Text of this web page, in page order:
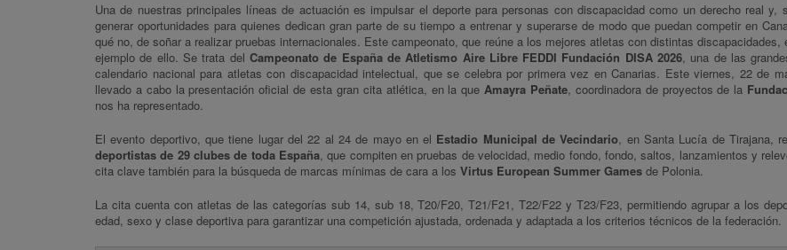
Una de nuestras principales líneas de actuación es impulsar el deporte para personas con discapacidad como un derecho real y,
generar oportunidades para quienes dedican gran parte de su tiempo a entrenar y superarse de modo que puedan competir en
qué no, de soñar a realizar pruebas internacionales. Este campeonato, que reúne a los mejores atletas con distintas discapacidades,
ejemplo de ello. Se trata del Campeonato de España de Atletismo Aire Libre FEDDI Fundación DISA 2026, una de las
calendario nacional para atletas con discapacidad intelectual, que se celebra por primera vez en Canarias. Este viernes, 22 de
llevado a cabo la presentación oficial de esta gran cita atlética, en la queAmayra Peñate, coordinadora de proyectos de la
nos ha representado.
El evento deportivo, que tiene lugar del 22 al 24 de mayo en el Estadio Municipal de Vecindario, en Santa Lucía de Tirajana,
deportistas de 29 clubes de toda España, que compiten en pruebas de velocidad, medio fondo, fondo, saltos, lanzamientos y
cita clave también para la búsqueda de marcas mínimas de cara a los Virtus European Summer Games de Polonia.
La cita cuenta con atletas de las categorías sub 14, sub 18, T20/F20, T21/F21, T22/F22 y T23/F23, permitiendo agrupar a los
edad, sexo y clase deportiva para garantizar una competición ajustada, ordenada y adaptada a los criterios técnicos de la federación.